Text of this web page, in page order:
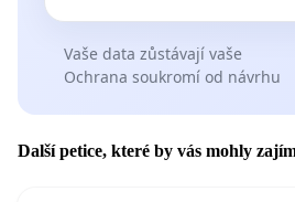
Vaše data zůstávají vaše
Ochrana soukromí od návrhu
Další petice, které by vás mohly